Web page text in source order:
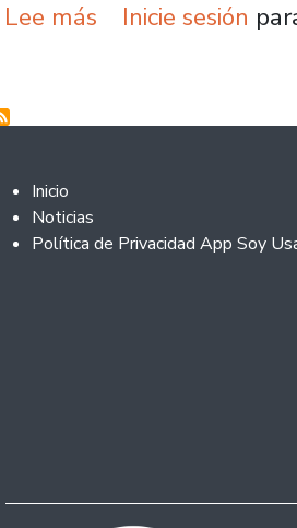
Lee más sobre Un
Inicie sesión
Footer 2
Inicio
Noticias
Política de Privacidad App Soy